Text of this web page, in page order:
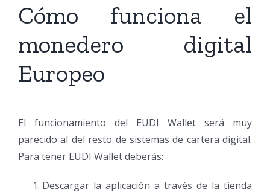
Cómo funciona el
monedero digital
Europeo
El funcionamiento del EUDI Wallet será muy
parecido al del resto de sistemas de cartera digital.
Para tener EUDI Wallet deberás:
Descargar la aplicación a través de la tienda